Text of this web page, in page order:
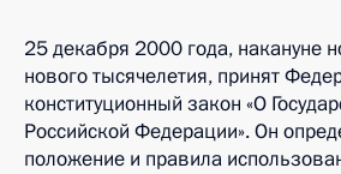
25 декабря 2000 года, накануне
нового тысячелетия, принят
конституционный закон «О
Российской Федерации». Он
положение и правила